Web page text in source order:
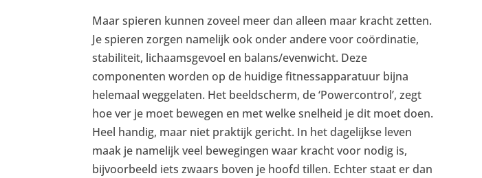
Maar spieren kunnen zoveel meer dan alleen maar kracht zetten.
Je spieren zorgen namelijk ook onder andere voor coördinatie,
stabiliteit, lichaamsgevoel en balans/evenwicht. Deze
componenten worden op de huidige fitnessapparatuur bijna
helemaal weggelaten. Het beeldscherm, de ‘Powercontrol’, zegt
hoe ver je moet bewegen en met welke snelheid je dit moet doen.
Heel handig, maar niet praktijk gericht. In het dagelijkse leven
maak je namelijk veel bewegingen waar kracht voor nodig is,
bijvoorbeeld iets zwaars boven je hoofd tillen. Echter staat er dan